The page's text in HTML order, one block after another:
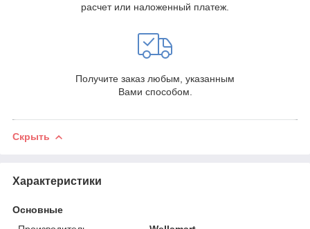
расчет или наложенный платеж.
Получите заказ любым, указанным
Вами способом.
Скрыть
Характеристики
Основные